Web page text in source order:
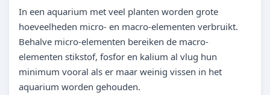
In een aquarium met veel planten worden grote
hoeveelheden micro- en macro-elementen verbruikt.
Behalve micro-elementen bereiken de macro-
elementen stikstof, fosfor en kalium al vlug hun
minimum vooral als er maar weinig vissen in het
aquarium worden gehouden.